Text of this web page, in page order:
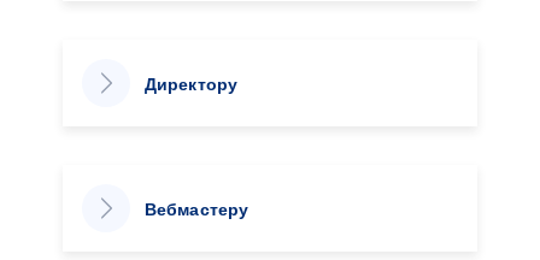
Директору
Вебмастеру